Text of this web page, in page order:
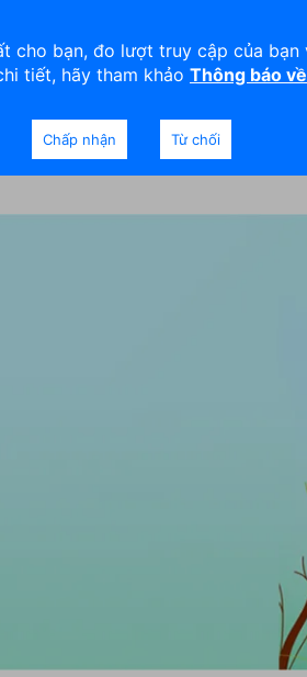
bạn, đo lượt truy cập của
tiết, hãy tham khảo Thông báo
Chấp nhận Từ chối